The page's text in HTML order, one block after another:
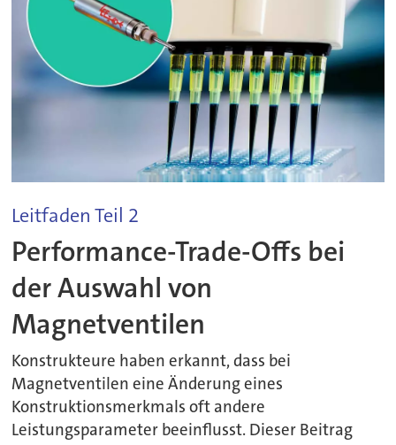
Leitfaden Teil 2
Performance-Trade-Offs bei
der Auswahl von
Magnetventilen
Konstrukteure haben erkannt, dass bei
Magnetventilen eine Änderung eines
Konstruktionsmerkmals oft andere
Leistungsparameter beeinflusst. Dieser Beitrag